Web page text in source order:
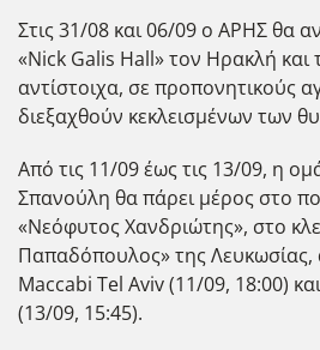
Στις 31/08 και 06/09 ο ΑΡΗΣ θα
«Nick Galis Hall» τον Ηρακλή και
αντίστοιχα, σε προπονητικούς
διεξαχθούν κεκλεισμένων των
Από τις 11/09 έως τις 13/09, η
Σπανούλη θα πάρει μέρος στο
«Νεόφυτος Χανδριώτης», στο
Παπαδόπουλος» της Λευκωσίας,
Maccabi Tel Aviv (11/09, 18:00)
(13/09, 15:45).